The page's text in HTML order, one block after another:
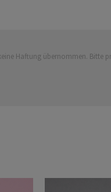
Haftung übernommen. Bitte